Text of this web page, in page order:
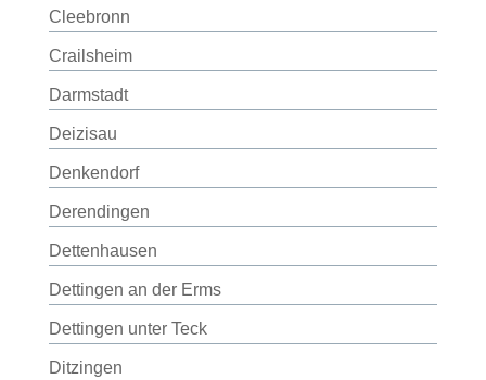
Cleebronn
Crailsheim
Darmstadt
Deizisau
Denkendorf
Derendingen
Dettenhausen
Dettingen an der Erms
Dettingen unter Teck
Ditzingen